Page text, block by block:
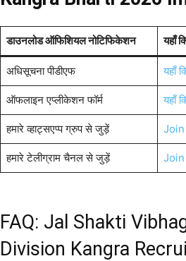
डाउनलोड ऑफिशियल नोटिफिकेशन यहाँ
अधिसूचना पीडीएफ यहाँ
ऑफलाइन एप्लीकेशन फॉर्म यहाँ
हमारे व्हाट्सएप्प ग्रुप से जुड़ें
हमारे टेलीग्राम चैनल से जुड़ें
FAQ: Jal Shakti
Division Kangra